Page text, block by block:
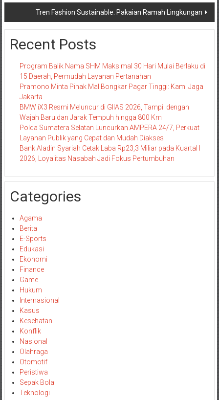
Tren Fashion Sustainable: Pakaian Ramah Lingkungan
Recent Posts
Program Balik Nama SHM Maksimal 30 Hari Mulai Berlaku di
15 Daerah, Permudah Layanan Pertanahan
Pramono Minta Pihak Mal Bongkar Pagar Tinggi: Kami Jaga
Jakarta
BMW iX3 Resmi Meluncur di GIIAS 2026, Tampil dengan
Wajah Baru dan Jarak Tempuh hingga 800 Km
Polda Sumatera Selatan Luncurkan AMPERA 24/7, Perkuat
Layanan Publik yang Cepat dan Mudah Diakses
Bank Aladin Syariah Cetak Laba Rp23,3 Miliar pada Kuartal I
2026, Loyalitas Nasabah Jadi Fokus Pertumbuhan
Categories
Agama
Berita
E-Sports
Edukasi
Ekonomi
Finance
Game
Hukum
Internasional
Kasus
Kesehatan
Konflik
Nasional
Olahraga
Otomotif
Peristiwa
Sepak Bola
Teknologi